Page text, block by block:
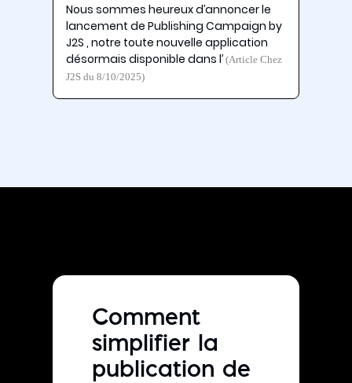
Nous sommes heureux d’annoncer le
lancement de Publishing Campaign by
J2S , notre toute nouvelle application
désormais disponible dans l’(Article Chez
J2S du 8/10/2025)
Comment
simplifier la
publication de